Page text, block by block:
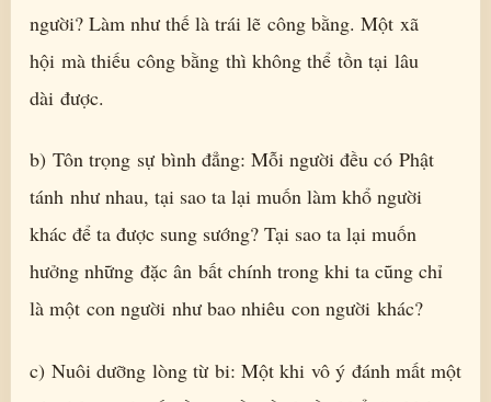
người? Làm như thế là trái lẽ công bằng. Một xã
hội mà thiếu công bằng thì không thể tồn tại lâu
dài được.
b) Tôn trọng sự bình đẳng: Mỗi người đều có Phật
tánh như nhau, tại sao ta lại muốn làm khổ người
khác để ta được sung sướng? Tại sao ta lại muốn
hưởng những đặc ân bất chính trong khi ta cũng chỉ
là một con người như bao nhiêu con người khác?
c) Nuôi dưỡng lòng từ bi: Một khi vô ý đánh mất một